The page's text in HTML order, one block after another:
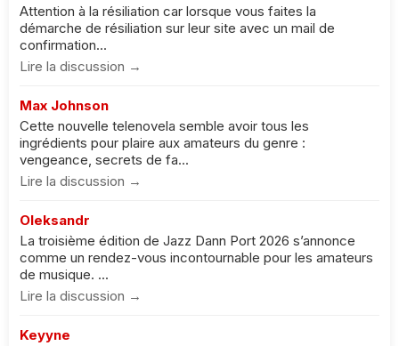
Attention à la résiliation car lorsque vous faites la
démarche de résiliation sur leur site avec un mail de
confirmation...
Lire la discussion →
Max Johnson
Cette nouvelle telenovela semble avoir tous les
ingrédients pour plaire aux amateurs du genre :
vengeance, secrets de fa...
Lire la discussion →
Oleksandr
La troisième édition de Jazz Dann Port 2026 s’annonce
comme un rendez-vous incontournable pour les amateurs
de musique. ...
Lire la discussion →
Keyyne